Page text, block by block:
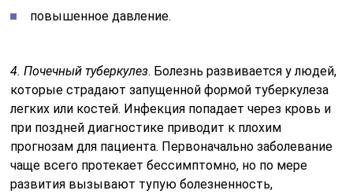
повышенное давление.
4. Почечный туберкулез. Болезнь развивается у людей,
которые страдают запущенной формой туберкулеза
легких или костей. Инфекция попадает через кровь и
при поздней диагностике приводит к плохим
прогнозам для пациента. Первоначально заболевание
чаще всего протекает бессимптомно, но по мере
развития вызывают тупую болезненность,